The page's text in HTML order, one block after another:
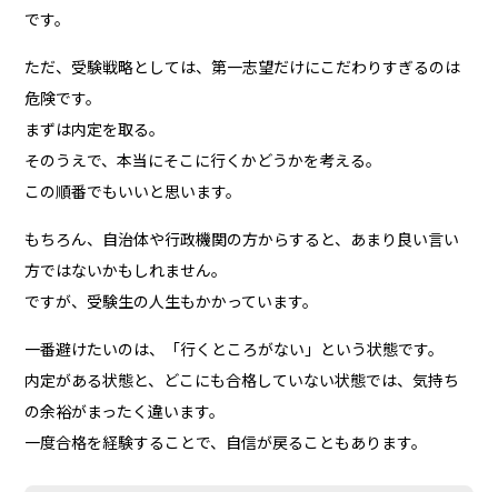
です。
ただ、受験戦略としては、第一志望だけにこだわりすぎるのは
危険です。
まずは内定を取る。
そのうえで、本当にそこに行くかどうかを考える。
この順番でもいいと思います。
もちろん、自治体や行政機関の方からすると、あまり良い言い
方ではないかもしれません。
ですが、受験生の人生もかかっています。
一番避けたいのは、「行くところがない」という状態です。
内定がある状態と、どこにも合格していない状態では、気持ち
の余裕がまったく違います。
一度合格を経験することで、自信が戻ることもあります。